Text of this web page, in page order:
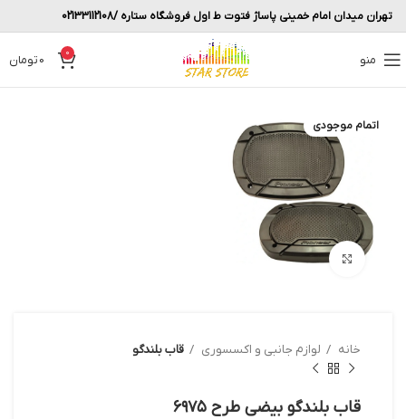
تهران میدان امام خمینی پاساژ فتوت ط اول فروشگاه ستاره /02133112108
منو 0
0تومان
اتمام موجودی
بزرگنمایی تصویر
خانه لوازم جانبی و اکسسوری قاب بلندگو
قاب بلندگو بیضی طرح ۶۹۷۵